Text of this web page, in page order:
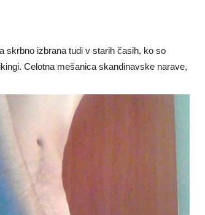
skrbno izbrana tudi v starih časih, ko so
Celotna mešanica skandinavske narave,